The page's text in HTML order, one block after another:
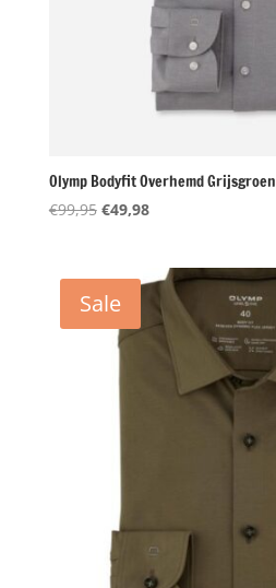
Olymp Bodyfit Overhemd Grijsgroen
€99,95 Oorspronkelijke
€99,95.
€49,98Huidige
€49,98.
Sale